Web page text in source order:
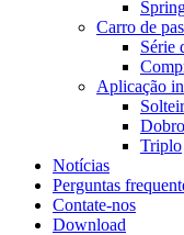
Carro de
Série
Aplicação
Dobro
Triplo
Notícias
Perguntas
Contate-nos
Download